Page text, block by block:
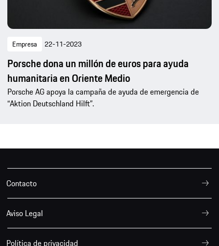
Empresa 22-11-2023
Porsche dona un millón de euros para ayuda
humanitaria en Oriente Medio
Porsche AG apoya la campaña de ayuda de emergencia de
“Aktion Deutschland Hilft”.
Contacto
Aviso Legal
Política de privacidad